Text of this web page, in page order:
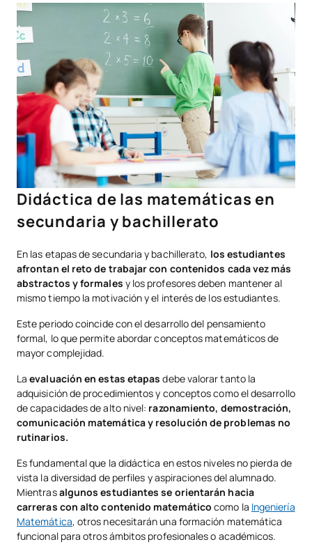
Didáctica de las matemáticas en
secundaria y bachillerato
En las etapas de secundaria y bachillerato, los estudiantes
afrontan el reto de trabajar con contenidos cada vez más
abstractos y formales y los profesores deben mantener al
mismo tiempo la motivación y el interés de los estudiantes.
Este periodo coincide con el desarrollo del pensamiento
formal, lo que permite abordar conceptos matemáticos de
mayor complejidad.
Laevaluación en estas etapas debe valorar tanto la
adquisición de procedimientos y conceptos como el desarrollo
de capacidades de alto nivel: razonamiento, demostración,
comunicación matemática y resolución de problemas no
rutinarios.
Es fundamental que la didáctica en estos niveles no pierda de
vista la diversidad de perfiles y aspiraciones del alumnado.
Mientrasalgunos estudiantes se orientarán hacia
carreras con alto contenido matemático como la Ingeniería
Matemática, otros necesitarán una formación matemática
funcional para otros ámbitos profesionales o académicos.